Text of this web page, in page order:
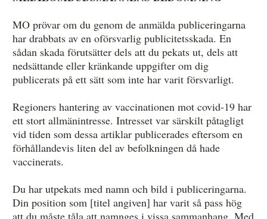
MO prövar om du genom de anmälda publiceringarna
har drabbats av en oförsvarlig publicitetsskada. En
sådan skada förutsätter dels att du pekats ut, dels att
nedsättande eller kränkande uppgifter om dig
publicerats på ett sätt som inte har varit försvarligt.
Regioners hantering av vaccinationen mot covid-19 har
ett stort allmänintresse. Intresset var särskilt påtagligt
vid tiden som dessa artiklar publicerades eftersom en
förhållandevis liten del av befolkningen då hade
vaccinerats.
Du har utpekats med namn och bild i publiceringarna.
Din position som [titel angiven] har varit så pass hög
att du måste tåla att namnges i vissa sammanhang. Med